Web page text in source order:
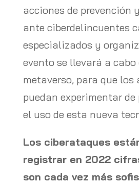
acciones de prevención
ante ciberdelincuentes
especializados y
evento se llevará a cabo
metaverso, para que los
puedan experimentar
el uso de esta nueva
Los ciberataques
registrar en 2022
son cada vez más